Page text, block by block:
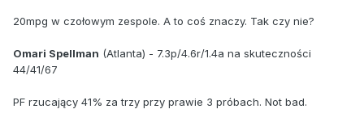
20mpg w czołowym zespole. A to coś znaczy. Tak czy nie?
Omari Spellman (Atlanta) - 7.3p/4.6r/1.4a na skuteczności
44/41/67
PF rzucający 41% za trzy przy prawie 3 próbach. Not bad.